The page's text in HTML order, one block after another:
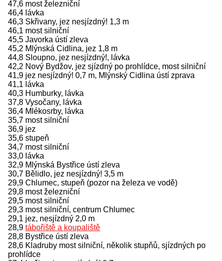
47,6 most železniční
46,4 lávka
46,3 Skřivany, jez nesjízdný! 1,3 m
46,1 most silniční
45,5 Javorka ústí zleva
45,2 Mlýnská Cidlina, jez 1,8 m
44,8 Sloupno, jez nesjízdný!, lávka
42,2 Nový Bydžov, jez sjízdný po prohlídce, most silniční
41,9 jez nesjízdný! 0,7 m, Mlýnský Cidlina ústí zprava
41,1 lávka
40,3 Humburky, lávka
37,8 Vysočany, lávka
36,4 Mlékosrby, lávka
35,7 most silniční
36,9 jez
35,6 stupeň
34,7 most silniční
33,0 lávka
32,9 Mlýnská Bystřice ústí zleva
30,7 Bělidlo, jez nesjízdný! 3,5 m
29,9 Chlumec, stupeň (pozor na železa ve vodě)
29,8 most železniční
29,5 most silniční
29,3 most silniční, centrum Chlumec
29,1 jez, nesjízdný 2,0 m
28,9 tábořiště a koupaliště
28,8 Bystřice ústí zleva
28,6 Kladruby most silniční, několik stupňů, sjízdných po
prohlídce